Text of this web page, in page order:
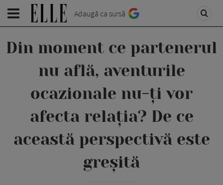
Adaugă ca sursă
Din moment ce partenerul
nu află, aventurile
ocazionale nu-ți vor
afecta relația? De ce
această perspectivă este
greșită